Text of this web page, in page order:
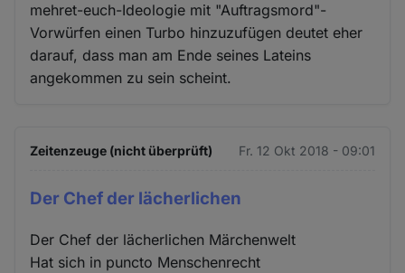
mehret-euch-Ideologie mit "Auftragsmord"-
Vorwürfen einen Turbo hinzuzufügen deutet eher
darauf, dass man am Ende seines Lateins
angekommen zu sein scheint.
Zeitenzeuge (nicht überprüft) Fr. 12 Okt 2018 - 09:01
Der Chef der lächerlichen
Der Chef der lächerlichen Märchenwelt
Hat sich in puncto Menschenrecht